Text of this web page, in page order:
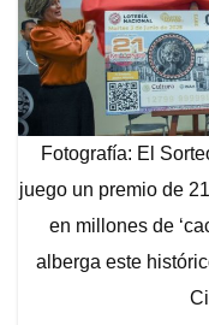
Fotografía: El
juego un premio de
en millones de
alberga este